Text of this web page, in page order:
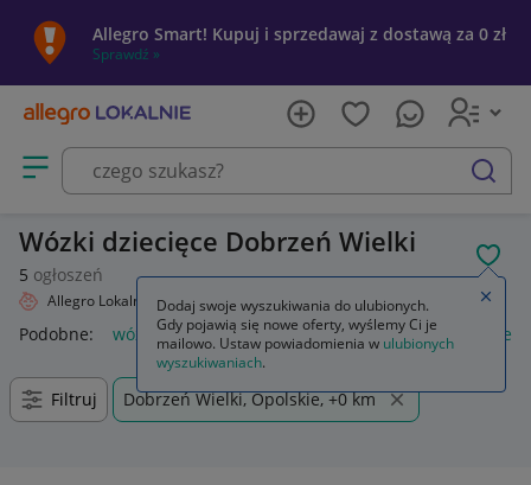
Allegro Smart! Kupuj i sprzedawaj z dostawą za 0 zł
Sprawdź »
Otwórz menu z kategoriami
szukaj
Wózki dziecięce Dobrzeń Wielki
5 ogłoszeń
Allegro Lokalnie Dziecko Wózki
Podobne: wózki wózki do bramy przesuwnej wózki
Filtruj Dobrzeń Wielki, Opolskie, +0 km
Dodaj swoje wyszukiwania do ulubionych.
Gdy pojawią się nowe oferty, wyślemy Ci je
mailowo. Ustaw powiadomienia w ulubionych
wyszukiwaniach.